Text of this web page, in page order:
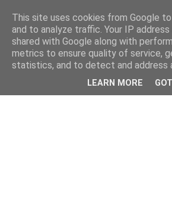
This site uses cookies from Google
and to analyze traffic. Your IP
shared with Google along with
metrics to ensure quality of service,
statistics, and to detect and address
LEARN MORE